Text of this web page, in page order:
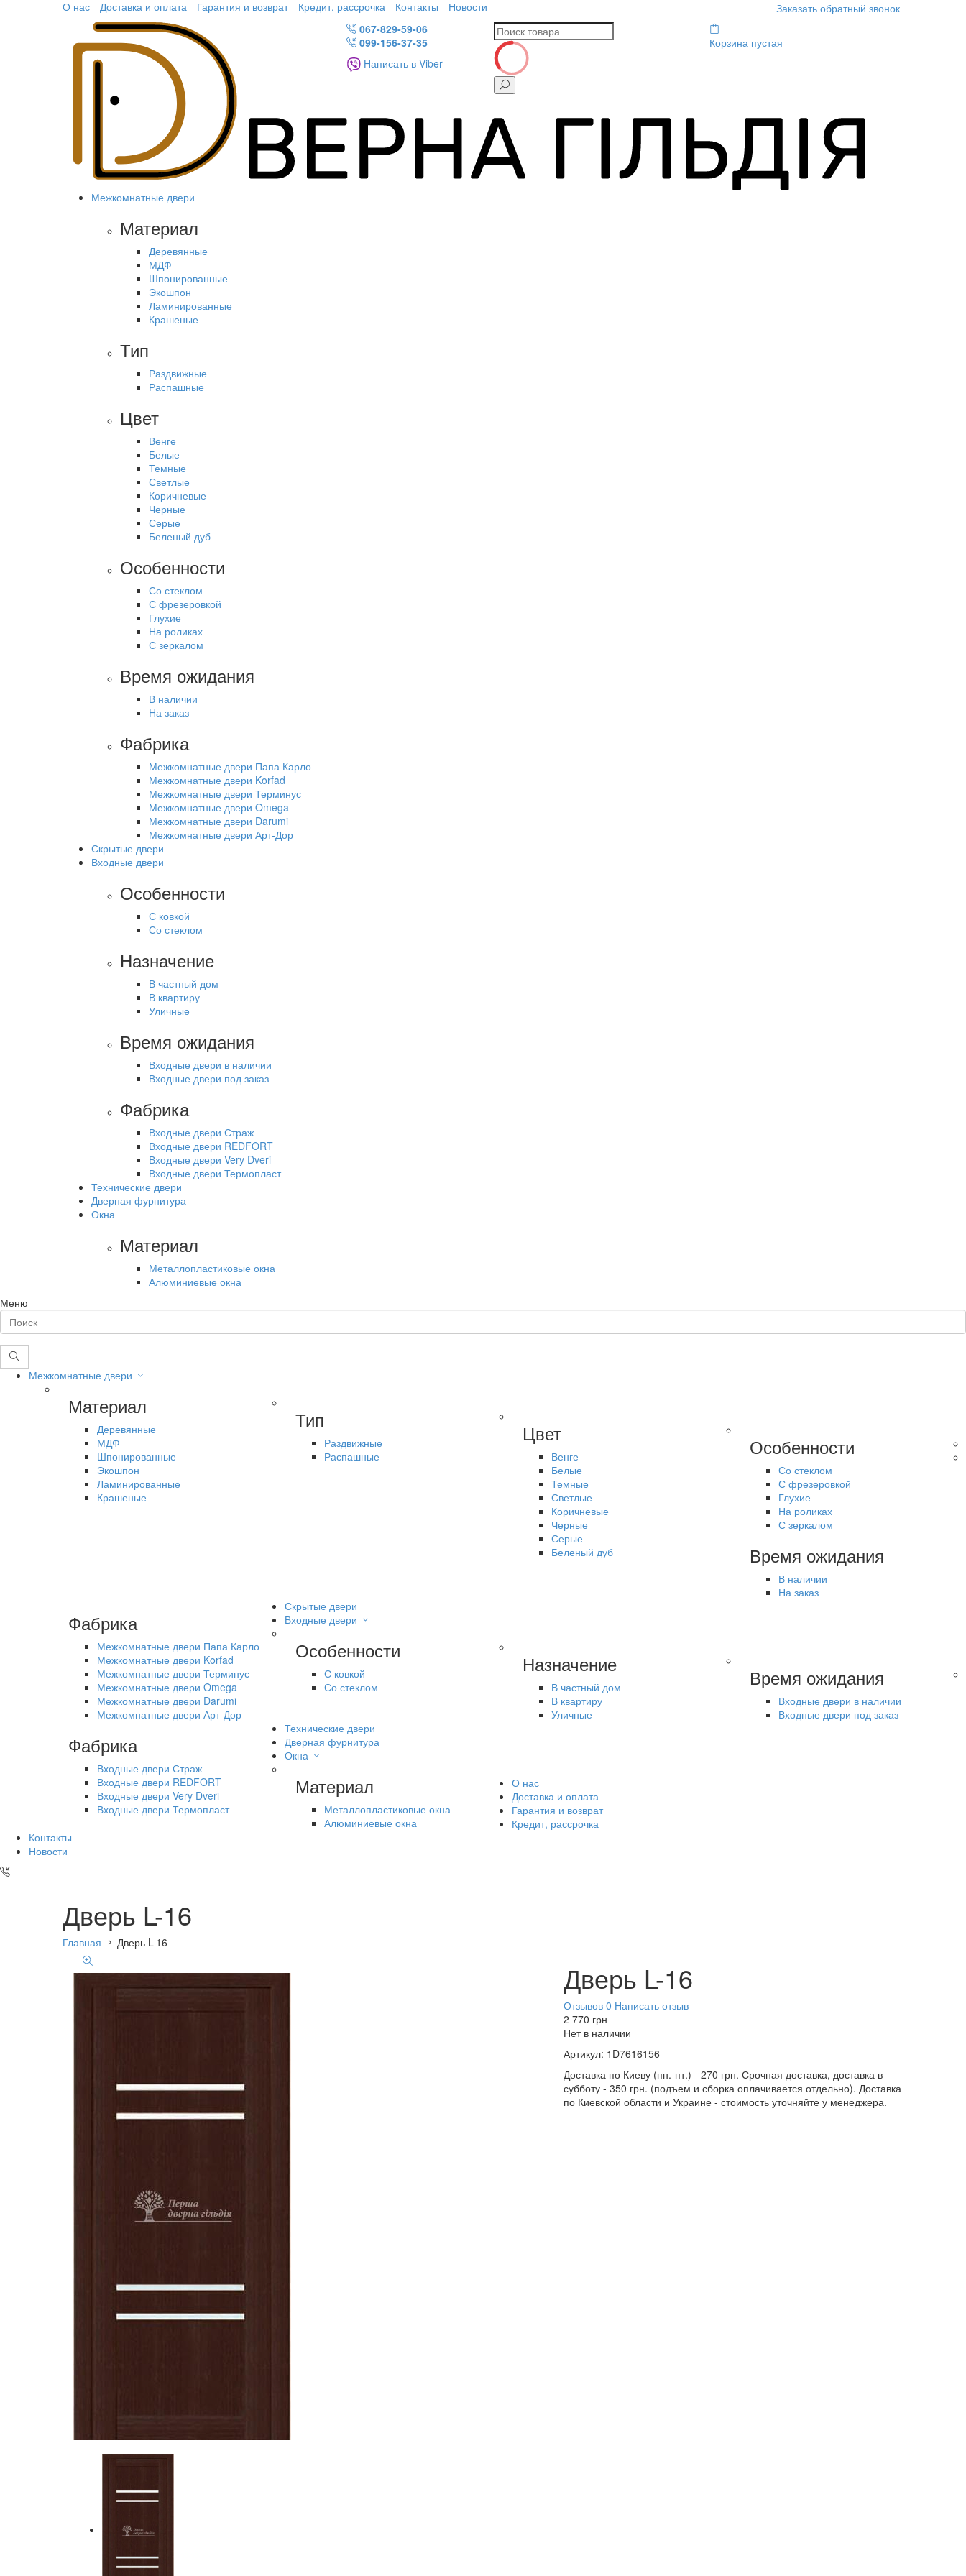
О нас Доставка и оплата Гарантия и возврат Кредит, рассрочка Контакты Новости
Заказать обратный звонок
067-829-59-06
099-156-37-35
Написать в Viber
Корзина пустая
Межкомнатные двери
Материал
Деревянные
МДФ
Шпонированные
Экошпон
Ламинированные
Крашеные
Тип
Раздвижные
Распашные
Цвет
Венге
Белые
Темные
Светлые
Коричневые
Черные
Серые
Беленый дуб
Особенности
Со стеклом
С фрезеровкой
Глухие
На роликах
С зеркалом
Время ожидания
В наличии
На заказ
Фабрика
Межкомнатные двери Папа Карло
Межкомнатные двери Korfad
Межкомнатные двери Терминус
Межкомнатные двери Omega
Межкомнатные двери Darumi
Межкомнатные двери Арт-Дор
Скрытые двери
Входные двери
Особенности
С ковкой
Со стеклом
Назначение
В частный дом
В квартиру
Уличные
Время ожидания
Входные двери в наличии
Входные двери под заказ
Фабрика
Входные двери Страж
Входные двери REDFORT
Входные двери Very Dveri
Входные двери Термопласт
Технические двери
Дверная фурнитура
Окна
Материал
Металлопластиковые окна
Алюминиевые окна
Меню
Межкомнатные двери
Материал
Деревянные
МДФ
Шпонированные
Экошпон
Ламинированные
Крашеные
Тип
Раздвижные
Распашные
Цвет
Венге
Белые
Темные
Светлые
Коричневые
Черные
Серые
Беленый дуб
Особенности
Со стеклом
С фрезеровкой
Глухие
На роликах
С зеркалом
Время ожидания
В наличии
На заказ
Фабрика
Межкомнатные двери Папа Карло
Межкомнатные двери Korfad
Межкомнатные двери Терминус
Межкомнатные двери Omega
Межкомнатные двери Darumi
Межкомнатные двери Арт-Дор
Скрытые двери
Входные двери
Особенности
С ковкой
Со стеклом
Назначение
В частный дом
В квартиру
Уличные
Время ожидания
Входные двери в наличии
Входные двери под заказ
Фабрика
Входные двери Страж
Входные двери REDFORT
Входные двери Very Dveri
Входные двери Термопласт
Технические двери
Дверная фурнитура
Окна
Материал
Металлопластиковые окна
Алюминиевые окна
О нас
Доставка и оплата
Гарантия и возврат
Кредит, рассрочка
Контакты
Новости
Дверь L-16
Главная Дверь L-16
Дверь L-16
Отзывов 0 Написать отзыв
2 770 грн
Нет в наличии
Артикул: 1D7616156
Доставка по Киеву (пн.-пт.) - 270 грн. Срочная доставка, доставка в
субботу - 350 грн. (подъем и сборка оплачивается отдельно). Доставка
по Киевской области и Украине - стоимость уточняйте у менеджера.